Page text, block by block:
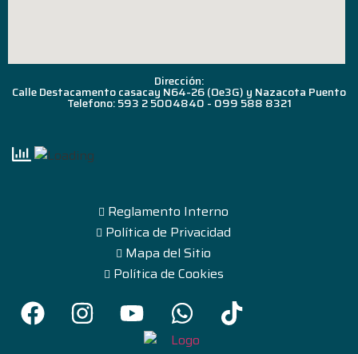
Dirección:
Calle Destacamento casacay N64-26 (Oe3G) y Nazacota Puento
Telefono: 593 2 5004840 - 099 588 8321
Reglamento Interno
Política de Privacidad
Mapa del Sitio
Política de Cookies